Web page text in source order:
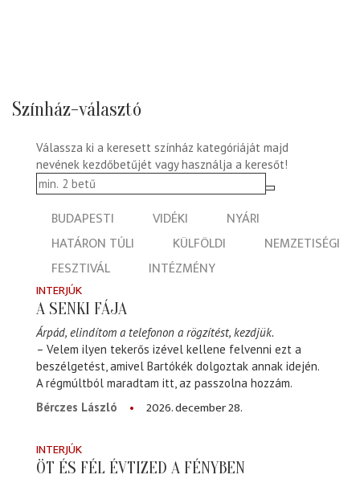
Színház-választó
Válassza ki a keresett színház kategóriáját majd
nevének kezdőbetűjét vagy használja a keresőt!
BUDAPESTI VIDÉKI
NYÁRI
HATÁRON TÚLI
KÜLFÖLDI
NEMZETISÉGI
FESZTIVÁL
INTÉZMÉNY
INTERJÚK
A SENKI FÁJA
Árpád, elindítom a telefonon a rögzítést, kezdjük.
– Velem ilyen tekerős izével kellene felvenni ezt a
beszélgetést, amivel Bartókék dolgoztak annak idején.
A régmúltból maradtam itt, az passzolna hozzám.
Bérczes László
2026. december 28.
INTERJÚK
ÖT ÉS FÉL ÉVTIZED A FÉNYBEN